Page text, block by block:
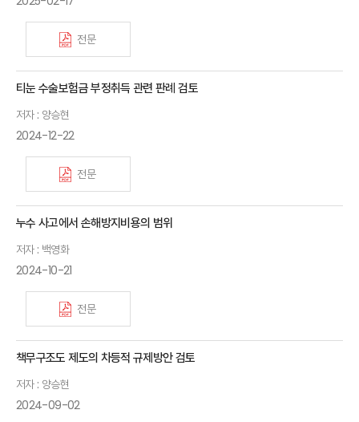
전문
티눈 수술보험금 부정취득 관련 판례 검토
저자 : 양승현
2024-12-22
전문
누수 사고에서 손해방지비용의 범위
저자 : 백영화
2024-10-21
전문
책무구조도 제도의 차등적 규제방안 검토
저자 : 양승현
2024-09-02